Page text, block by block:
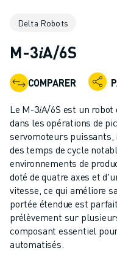
ROBOTS COLLABORATIFS
CONTRÔLEURS DE ROBOTS
ACCESSOIRES POUR ROBOTS
LOGICIEL ROBOT
LOGICIEL DE SIMULATION
PRODUITS DE ROBOTIQUE
AUTOMATISATION DES
ROBOTS DE SOUDAGE À
ROBOTS ARTICULÉS
SÉRIE ARC MATE
SÉRIE M-900
ROBOTS DELTA
ROBOTS POUR
ROBOTS DE PEINTURE
Delta Robots
M-3𝑖A/6S
COMPARER
Le M-3𝑖A/6S est un
dans les opérations de
servomoteurs
des temps de cycle
environnements de
doté de quatre axes et
vitesse, ce qui améliore
portée étendue est
prélèvement sur
composant essentiel
automatisés.